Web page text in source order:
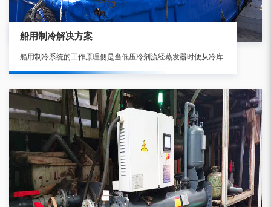
船用制冷解决方案
船用制冷系统的工作原理侧是当低压冷剂流经蒸发器时便从冷库中吸热使库温降低,而冷剂本身汽化成蒸气,在蒸发器出口处即可成为过热蒸气为了使蒸发器中气压能保持较低数值,并能回收冷剂循环使用。